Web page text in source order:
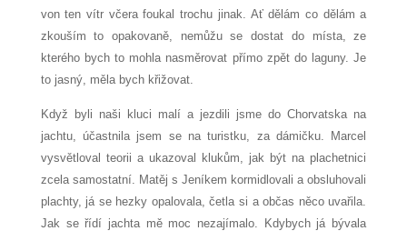
von ten vítr včera foukal trochu jinak. Ať dělám co dělám a
zkouším to opakovaně, nemůžu se dostat do místa, ze
kterého bych to mohla nasměrovat přímo zpět do laguny. Je
to jasný, měla bych křižovat.
Když byli naši kluci malí a jezdili jsme do Chorvatska na
jachtu, účastnila jsem se na turistku, za dámičku. Marcel
vysvětloval teorii a ukazoval klukům, jak být na plachetnici
zcela samostatní. Matěj s Jeníkem kormidlovali a obsluhovali
plachty, já se hezky opalovala, četla si a občas něco uvařila.
Jak se řídí jachta mě moc nezajímalo. Kdybych já bývala